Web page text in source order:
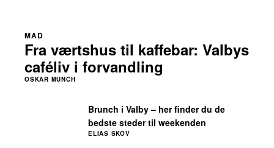
Brunch i Valby – her finder du de
bedste steder til weekenden
ELIAS SKOV
Fra værtshus til kaffebar: Valbys
caféliv i forvandling
MAD
OSKAR MUNCH